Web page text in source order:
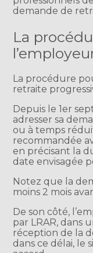
demande de
La
La procédure
retraite
Depuis le 1er
adresser sa
ou à temps
recommandée
en précisant la
date envisagée
Notez que la
moins 2 mois
De son côté,
par LRAR, dans
réception de la
dans ce délai, le